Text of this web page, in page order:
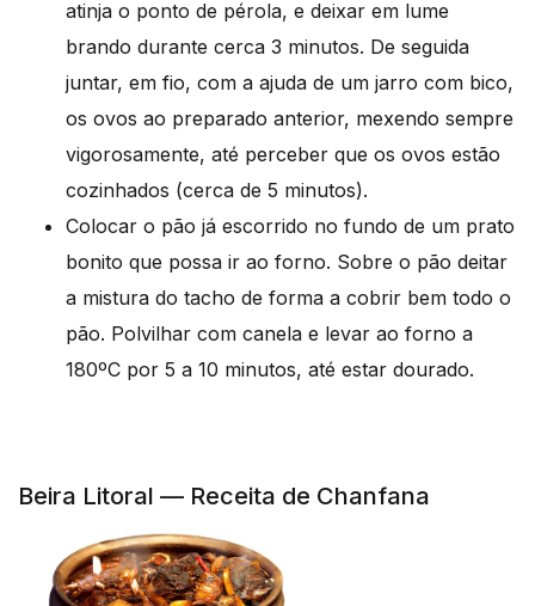
atinja o ponto de pérola, e deixar em lume
brando durante cerca 3 minutos. De seguida
juntar, em fio, com a ajuda de um jarro com bico,
os ovos ao preparado anterior, mexendo sempre
vigorosamente, até perceber que os ovos estão
cozinhados (cerca de 5 minutos).
Colocar o pão já escorrido no fundo de um prato
bonito que possa ir ao forno. Sobre o pão deitar
a mistura do tacho de forma a cobrir bem todo o
pão. Polvilhar com canela e levar ao forno a
180ºC por 5 a 10 minutos, até estar dourado.
Beira Litoral — Receita de Chanfana